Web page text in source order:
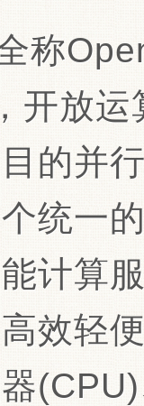
称
开放
的并
统一
计算
效轻